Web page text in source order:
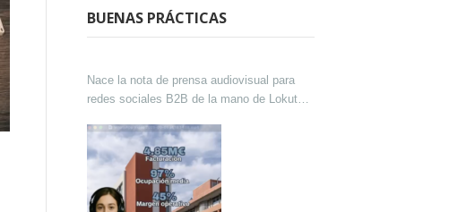
BUENAS PRÁCTICAS
Nace la nota de prensa audiovisual para
redes sociales B2B de la mano de Lokutor